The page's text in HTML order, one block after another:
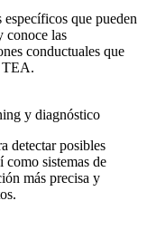
que pueden
conoce las
conductuales que
TEA.
y diagnóstico
detectar posibles
como sistemas de
más precisa y